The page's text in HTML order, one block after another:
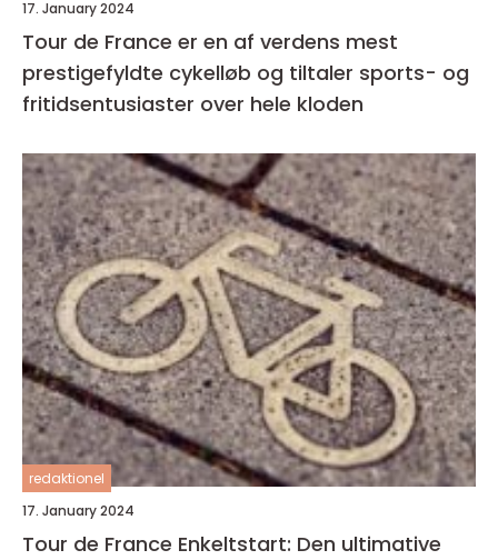
17. January 2024
Tour de France er en af verdens mest
prestigefyldte cykelløb og tiltaler sports- og
fritidsentusiaster over hele kloden
redaktionel
17. January 2024
Tour de France Enkeltstart: Den ultimative